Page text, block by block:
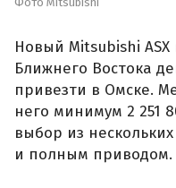
Новый Mitsubishi
Ближнего Востока
привезти в Омске.
него минимум 2 251
выбор из
и полным приводом.